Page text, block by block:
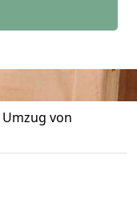
Umzug von